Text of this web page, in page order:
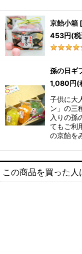
京飴小箱 [
453円(
孫の日ギ
1,080円(
子供に大
ン」の三
入りの孫
てもご利
の京飴を
この商品を買った